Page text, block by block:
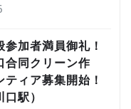
参加者満員御礼！
合同クリーン作
ィア募集開始！
駅）